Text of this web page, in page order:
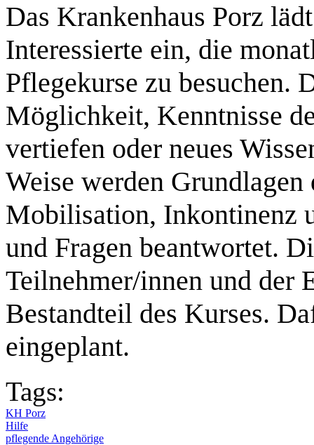
Das Krankenhaus Porz
Interessierte ein, die
Pflegekurse zu besuchen.
Möglichkeit, Kenntnisse
vertiefen oder neues
Weise werden
Mobilisation, Inkontinenz
und Fragen beantwortet.
Teilnehmer/innen und der
Bestandteil des Kurses.
eingeplant.
Tags:
KH Porz
Hilfe
pflegende Angehörige